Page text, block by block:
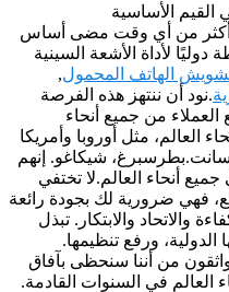
القيم الأساسية
أكثر من أي وقت مضى أساس
لأداة الأشعة السينية
الهاتف المحمول,
.نود أن ننتهز هذه الفرصة
العملاء من جميع أنحاء
العالم، مثل أوروبا وأمريكا
شيكاغو. إنهم
أنحاء العالم.لا تختفي
فهي ضرورية لك بجودة رائعة
والاتحاد والابتكار. تبذل
الدولية، ورفع تنظيمها.
من أننا سنحظى بآفاق
العالم في السنوات القادمة.